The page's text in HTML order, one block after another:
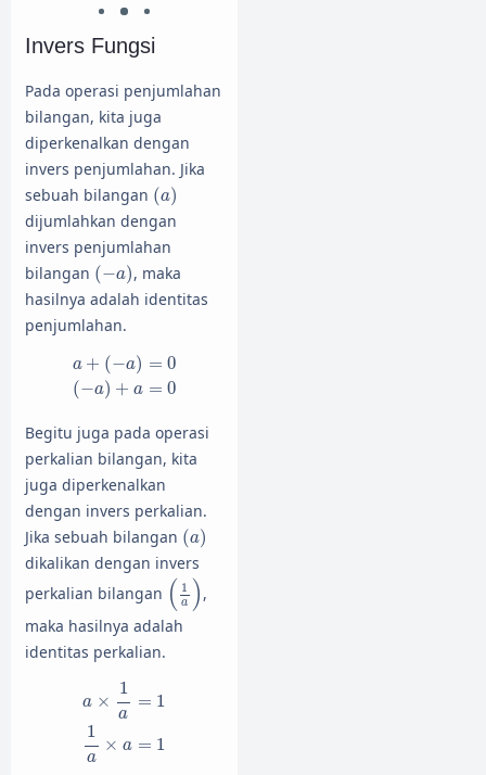
Invers Fungsi
Pada operasi penjumlahan
bilangan, kita juga
diperkenalkan dengan
invers penjumlahan. Jika
sebuah bilangan (a)
(a)
dijumlahkan dengan
invers penjumlahan
bilangan (−a)
(− a) , maka
hasilnya adalah identitas
penjumlahan.
a + (−a) = 0
(−a) + a = 0
( −a 0 a)
Begitu juga pada operasi
perkalian bilangan, kita
juga diperkenalkan
dengan invers perkalian.
Jika sebuah bilangan (a)
(a)
dikalikan dengan invers
perkalian bilangan ( 1
a )
(1a)
,
maka hasilnya adalah
identitas perkalian.
a ×
1
a
= 1
1
a
× a = 1
a=